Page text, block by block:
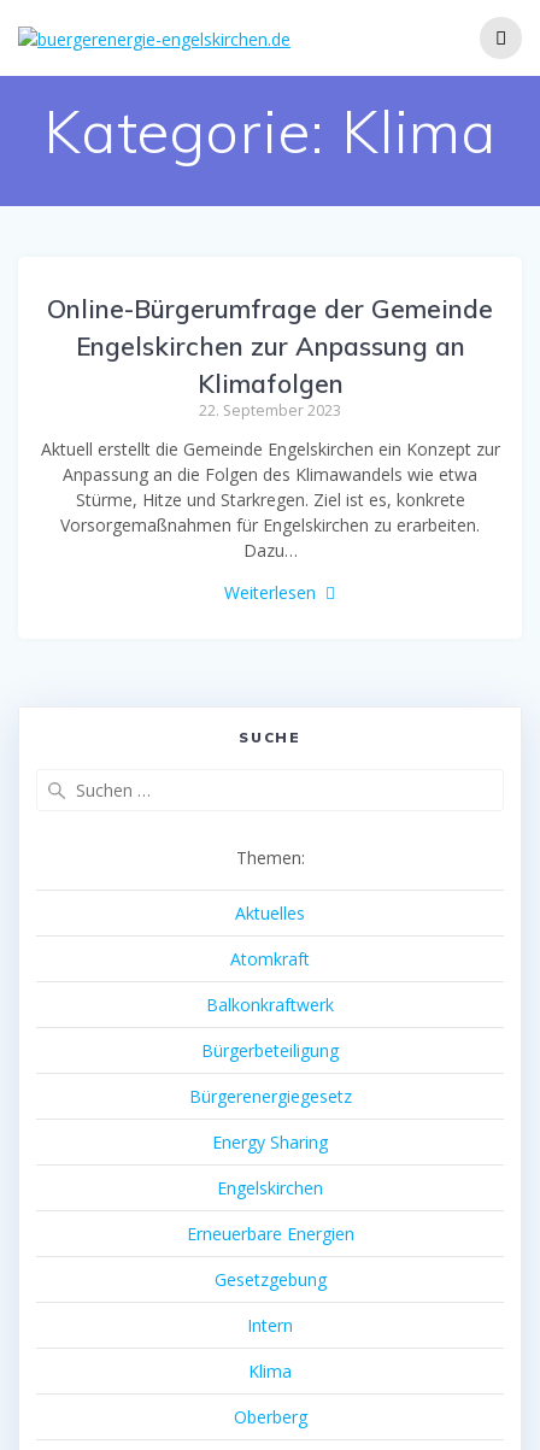
Inhalt
Kategorie: Klima
Online-Bürgerumfrage der Gemeinde
Engelskirchen zur Anpassung an
Klimafolgen
22. September 2023
Aktuell erstellt die Gemeinde Engelskirchen ein Konzept zur
Anpassung an die Folgen des Klimawandels wie etwa
Stürme, Hitze und Starkregen. Ziel ist es, konkrete
Vorsorgemaßnahmen für Engelskirchen zu erarbeiten.
Dazu…
Weiterlesen
SUCHE
Themen:
Aktuelles
Atomkraft
Balkonkraftwerk
Bürgerbeteiligung
Bürgerenergiegesetz
Energy Sharing
Engelskirchen
Erneuerbare Energien
Gesetzgebung
Intern
Klima
Oberberg